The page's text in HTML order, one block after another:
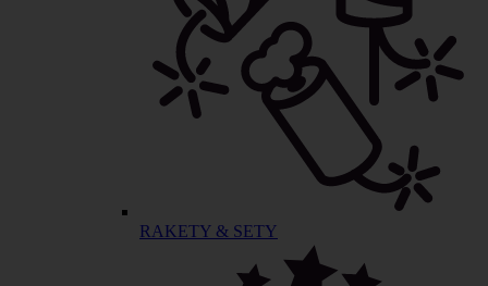
RAKETY & SETY